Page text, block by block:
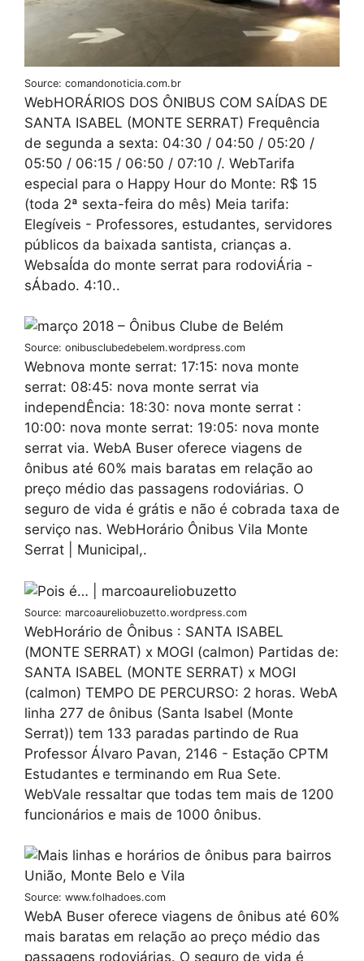
Source: comandonoticia.com.br
WebHORÁRIOS DOS ÔNIBUS COM SAÍDAS DE
SANTA ISABEL (MONTE SERRAT) Frequência
de segunda a sexta: 04:30 / 04:50 / 05:20 /
05:50 / 06:15 / 06:50 / 07:10 /. WebTarifa
especial para o Happy Hour do Monte: R$ 15
(toda 2ª sexta-feira do mês) Meia tarifa:
Elegíveis - Professores, estudantes, servidores
públicos da baixada santista, crianças a.
WebsaÍda do monte serrat para rodoviÁria -
sÁbado. 4:10..
Source: onibusclubedebelem.wordpress.com
Webnova monte serrat: 17:15: nova monte
serrat: 08:45: nova monte serrat via
independÊncia: 18:30: nova monte serrat :
10:00: nova monte serrat: 19:05: nova monte
serrat via. WebA Buser oferece viagens de
ônibus até 60% mais baratas em relação ao
preço médio das passagens rodoviárias. O
seguro de vida é grátis e não é cobrada taxa de
serviço nas. WebHorário Ônibus Vila Monte
Serrat | Municipal,.
Source: marcoaureliobuzetto.wordpress.com
WebHorário de Ônibus : SANTA ISABEL
(MONTE SERRAT) x MOGI (calmon) Partidas de:
SANTA ISABEL (MONTE SERRAT) x MOGI
(calmon) TEMPO DE PERCURSO: 2 horas. WebA
linha 277 de ônibus (Santa Isabel (Monte
Serrat)) tem 133 paradas partindo de Rua
Professor Álvaro Pavan, 2146 - Estação CPTM
Estudantes e terminando em Rua Sete.
WebVale ressaltar que todas tem mais de 1200
funcionários e mais de 1000 ônibus.
Source: www.folhadoes.com
WebA Buser oferece viagens de ônibus até 60%
mais baratas em relação ao preço médio das
passagens rodoviárias. O seguro de vida é